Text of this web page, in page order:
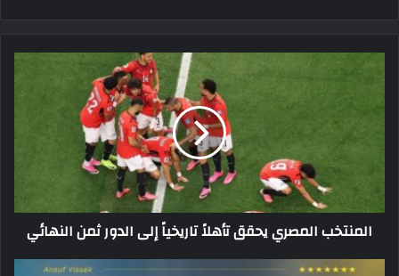
المنتخب
تاريخياً
النهائي
المنتخب المصري يحقق تأهلاً تاريخياً إلى الدور ثمن النهائي